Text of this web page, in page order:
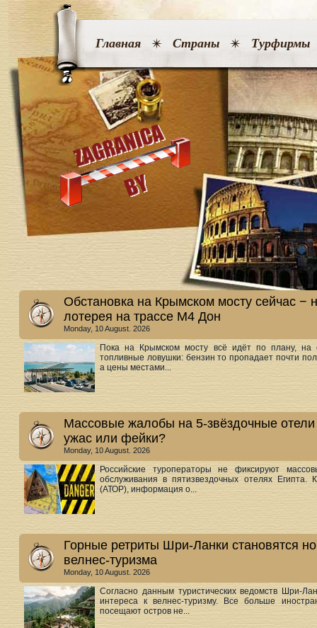
Главная Страны Турфирмы
Обстановка на Крымском мосту сейчас −
лотерея на трассе М4 Дон
Monday, 10 August. 2026
Пока на Крымском мосту всё идёт по плану,
топливные ловушки: бензин то пропадает почти
а цены местами...
Массовые жалобы на 5-звёздочные отели
ужас или фейки?
Monday, 10 August. 2026
Российские туроператоры не фиксируют
обслуживания в пятизвездочных отелях Египта.
(АТОР), информация о...
Горные ретриты Шри-Ланки становятся
велнес-туризма
Monday, 10 August. 2026
Согласно данным туристических ведомств Шри-
интереса к велнес-туризму. Все больше
посещают остров не...